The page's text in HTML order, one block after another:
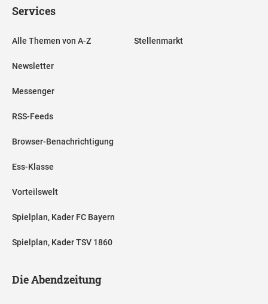
Services
Alle Themen von A-Z
Newsletter
Messenger
RSS-Feeds
Browser-Benachrichtigung
Ess-Klasse
Vorteilswelt
Spielplan, Kader FC Bayern
Spielplan, Kader TSV 1860
Stellenmarkt
Die Abendzeitung